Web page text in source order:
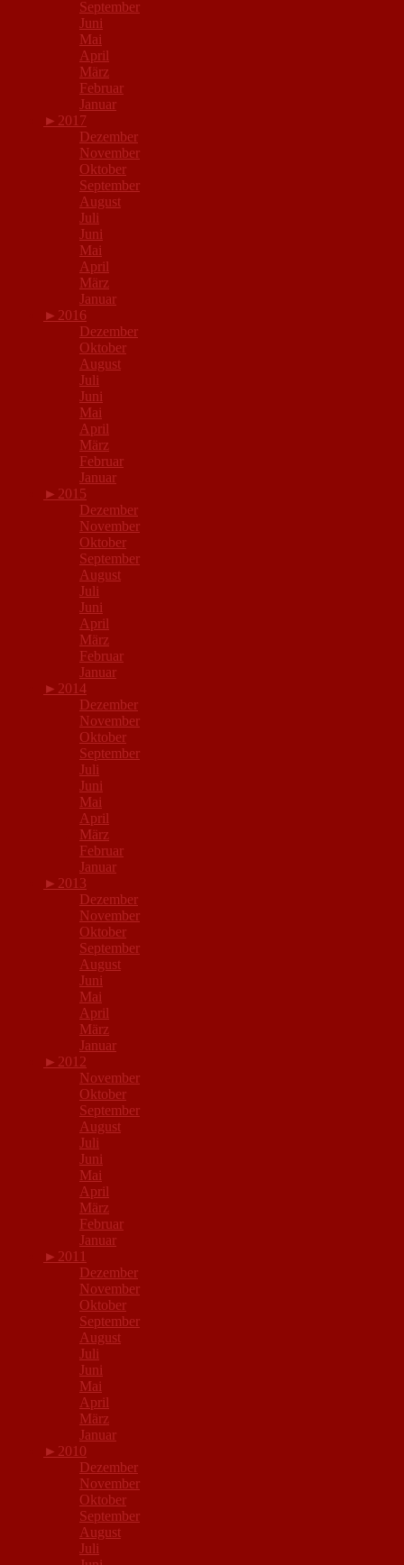
September
Juni
Mai
April
März
Februar
Januar
► 2017
Dezember
November
Oktober
September
August
Juli
Juni
Mai
April
März
Januar
► 2016
Dezember
Oktober
August
Juli
Juni
Mai
April
März
Februar
Januar
► 2015
Dezember
November
Oktober
September
August
Juli
Juni
April
März
Februar
Januar
► 2014
Dezember
November
Oktober
September
Juli
Juni
Mai
April
März
Februar
Januar
► 2013
Dezember
November
Oktober
September
August
Juni
Mai
April
März
Januar
► 2012
November
Oktober
September
August
Juli
Juni
Mai
April
März
Februar
Januar
► 2011
Dezember
November
Oktober
September
August
Juli
Juni
Mai
April
März
Januar
► 2010
Dezember
November
Oktober
September
August
Juli